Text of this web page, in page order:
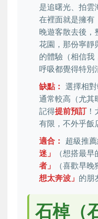
是追曙光、拍雲
在裡面就是擁有
晚遊客散去後，
花園，那份寧靜
的體驗（相信我
呼吸都覺得特別
缺點： 選擇相
通常較高（尤其
記得提前預訂！
有限，不外乎飯
適合： 超級推
迷」
（想搭最早
者」
（喜歡早
想太奔波」 的朋
石棹（